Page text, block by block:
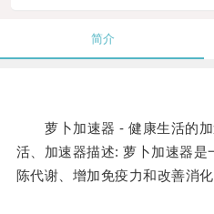
简介
萝卜加速器 - 健康生活的加
活、加速器描述: 萝卜加速器
陈代谢、增加免疫力和改善消化